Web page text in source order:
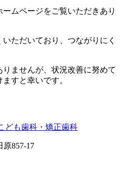
ムページをご覧いただきあり
ただいており、つながりにく
ませんが、状況改善に努めて
すと幸いです。
原857-17